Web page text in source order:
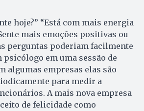
hoje?” “Está com mais energia
mais emoções positivas ou
perguntas poderiam facilmente
em uma sessão de
algumas empresas elas são
para medir a
A mais nova empresa
de felicidade como